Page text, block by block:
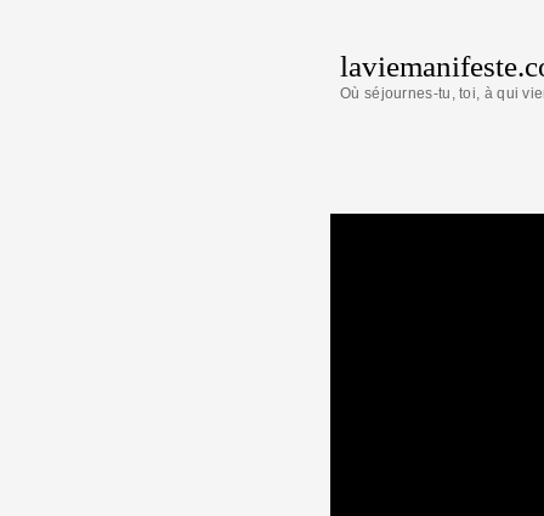
Où séjournes-tu, toi, à qui